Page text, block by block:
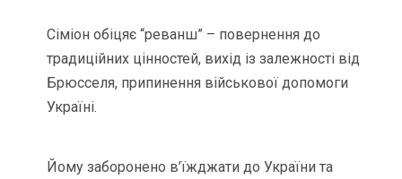
Сіміон обіцяє “реванш” – повернення до
традиційних цінностей, вихід із залежності від
Брюсселя, припинення військової допомоги
Україні.
Йому заборонено в’їжджати до України та